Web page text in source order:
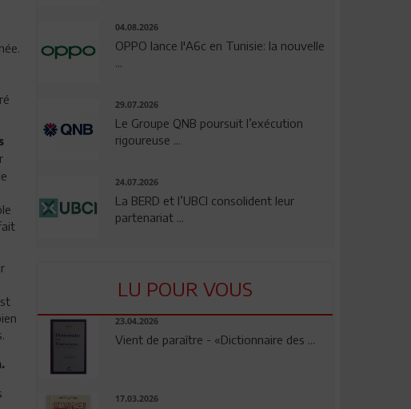
04.08.2026
OPPO lance l'A6c en Tunisie: la nouvelle
...
29.07.2026
Le Groupe QNB poursuit l’exécution
rigoureuse ...
24.07.2026
La BERD et l’UBCI consolident leur
partenariat ...
LU POUR VOUS
23.04.2026
Vient de paraître - «Dictionnaire des ...
17.03.2026